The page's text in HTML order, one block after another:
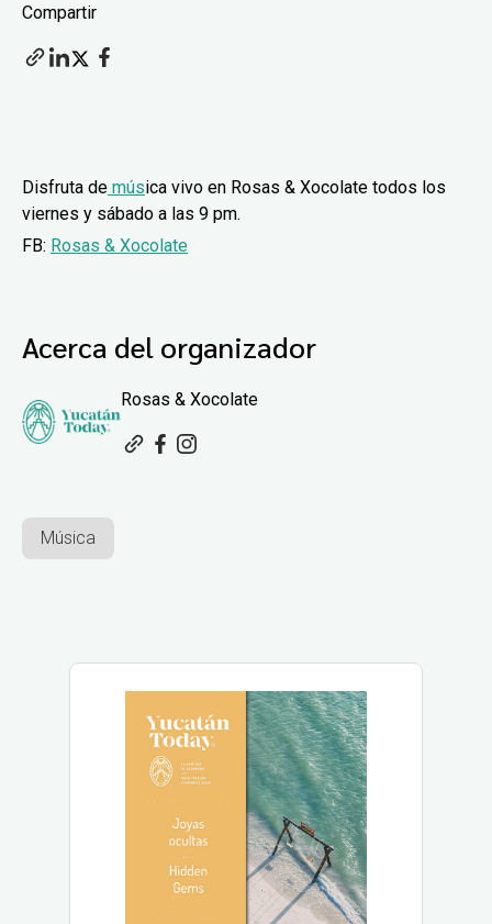
Compartir
Disfruta de música vivo en Rosas & Xocolate todos los
viernes y sábado a las 9 pm.
FB: Rosas & Xocolate
Acerca del organizador
Rosas & Xocolate
Música